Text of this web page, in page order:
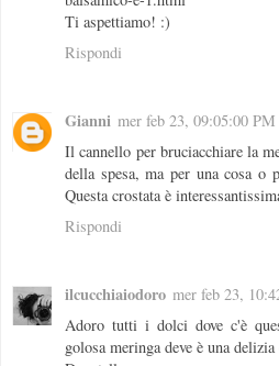
Ti aspettiamo! :)
Rispondi
Gianni mer feb 23, 09:05:00 PM
Il cannello per bruciacchiare la
della spesa, ma per una cosa
Questa crostata è
Rispondi
ilcucchiaiodoro mer feb 23,
Adoro tutti i dolci dove c'è
golosa meringa deve è una